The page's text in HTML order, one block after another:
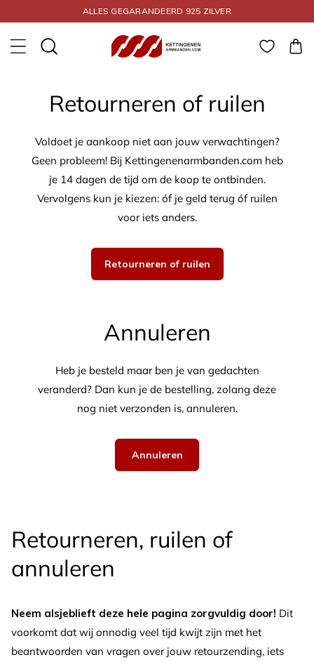
content
ALLES GEGARANDEERD 925 ZILVER
Retourneren of ruilen
Voldoet je aankoop niet aan jouw verwachtingen?
Geen probleem! Bij Kettingenenarmbanden.com heb
je 14 dagen de tijd om de koop te ontbinden.
Vervolgens kun je kiezen: óf je geld terug óf ruilen
voor iets anders.
Retourneren of ruilen
Annuleren
Heb je besteld maar ben je van gedachten
veranderd? Dan kun je de bestelling, zolang deze
nog niet verzonden is, annuleren.
Annuleren
Retourneren, ruilen of
annuleren
Neem alsjeblieft deze hele pagina zorgvuldig door! Dit
voorkomt dat wij onnodig veel tijd kwijt zijn met het
beantwoorden van vragen over jouw retourzending, iets